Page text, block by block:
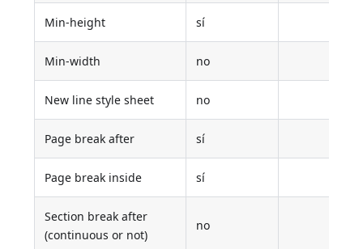
Min-height sí
Min-width no
New line style sheet no
Page break after sí
Page break inside sí
Section break after
(continuous or not)
no